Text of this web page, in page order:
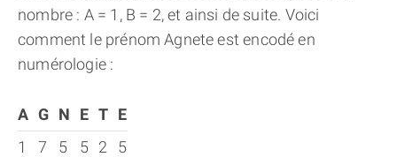
nombre : A = 1, B = 2, et ainsi de suite. Voici
comment le prénom Agnete est encodé en
numérologie :
A G N E T E
1
7 5 5 2 5